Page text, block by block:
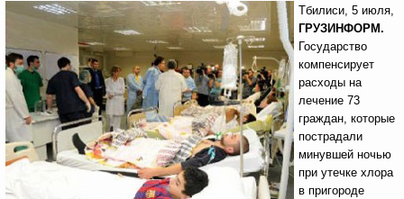
Тбилиси, 5 июля,
ГРУЗИНФОРМ.
Государство
компенсирует
расходы на
лечение 73
граждан, которые
пострадали
минувшей ночью
при утечке хлора
в пригороде